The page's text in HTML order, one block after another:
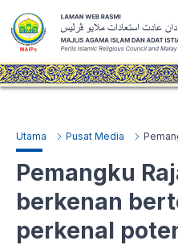
Utama Pusat Media
Pemangku
berkenan
perkenal